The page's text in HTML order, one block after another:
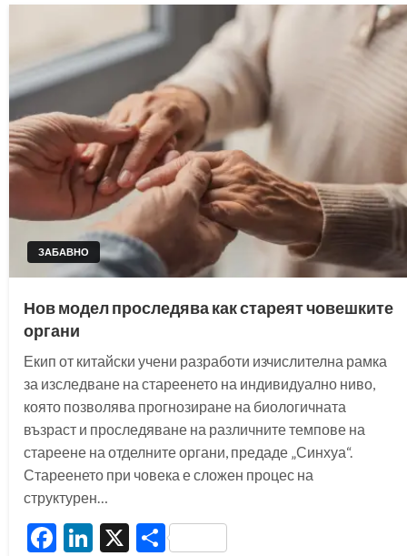
ЗАБАВНО
Нов модел проследява как стареят човешките
органи
Екип от китайски учени разработи изчислителна рамка
за изследване на стареенето на индивидуално ниво,
която позволява прогнозиране на биологичната
възраст и проследяване на различните темпове на
стареене на отделните органи, предаде „Синхуа“.
Стареенето при човека е сложен процес на
структурен…
Facebook
LinkedIn
X Share